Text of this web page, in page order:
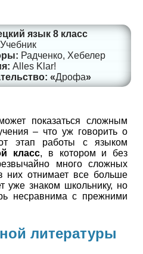
язык 8 класс
Учебник
Радченко, Хебелер
Alles Klar!
Дрофа
показаться сложным
– что уж говорить о
этап работы с языком
класс, в котором и без
много сложных
них отнимает все больше
уже знаком школьнику, но
несравнима с прежними
литературы